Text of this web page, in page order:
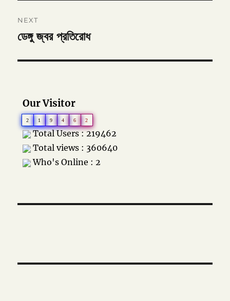
NEXT
Next
ডেঙ্গু জ্বর প্রতিরোধ
Our Visitor
2 1 9 4 6 2
Total Users : 219462
Total views : 360640
Who's Online : 2